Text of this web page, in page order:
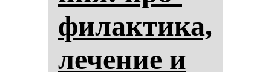
фи­лак­ти­ка,
ле­че­ние и